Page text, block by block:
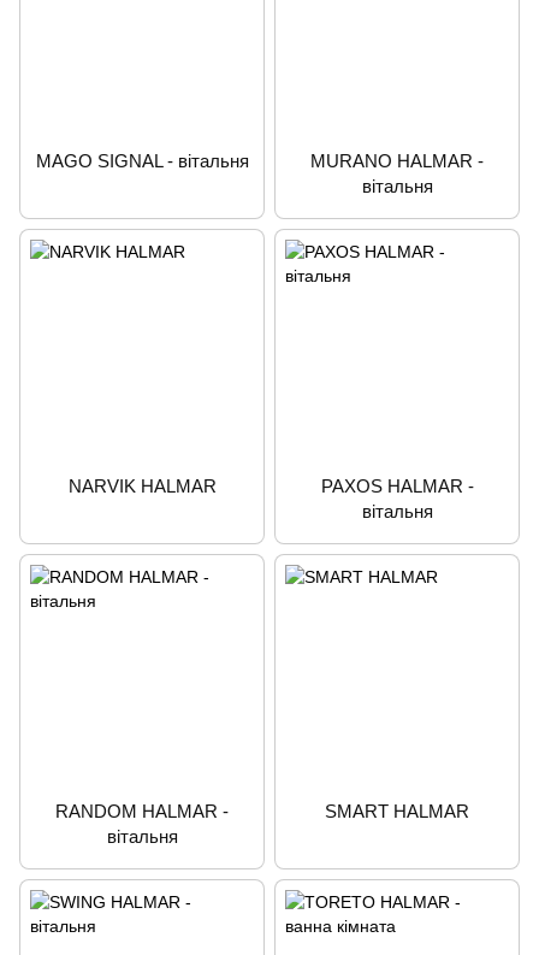
MAGO SIGNAL - вітальня
MURANO HALMAR -
вітальня
NARVIK HALMAR
PAXOS HALMAR -
вітальня
RANDOM HALMAR -
вітальня
SMART HALMAR